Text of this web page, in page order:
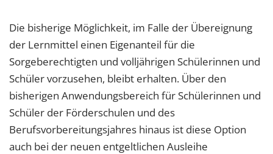
Die bisherige Möglichkeit, im Falle der Übereignung
der Lernmittel einen Eigenanteil für die
Sorgeberechtigten und volljährigen Schülerinnen und
Schüler vorzusehen, bleibt erhalten. Über den
bisherigen Anwendungsbereich für Schülerinnen und
Schüler der Förderschulen und des
Berufsvorbereitungsjahres hinaus ist diese Option
auch bei der neuen entgeltlichen Ausleihe